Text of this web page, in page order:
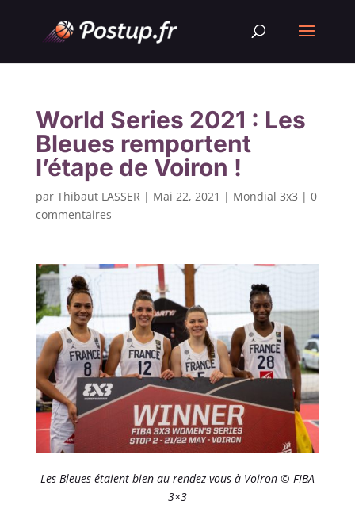
World Series 2021 : Les
Bleues remportent
l’étape de Voiron !
par Thibaut LASSER | Mai 22, 2021 | Mondial 3x3 | 0
commentaires
Les Bleues étaient bien au rendez-vous à Voiron © FIBA
3×3